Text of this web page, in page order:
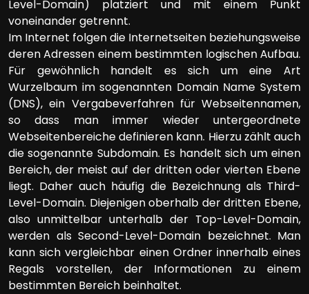
Level-Domain) platziert und mit einem Punkt
voneinander getrennt.
Im Internet folgen die Internetseiten beziehungsweise
deren Adressen einem bestimmten logischen Aufbau.
Für gewöhnlich handelt es sich um eine Art
Wurzelbaum im sogenannten Domain Name System
(DNS), ein Vergabeverfahren für Webseitennamen,
so dass man immer wieder untergeordnete
Webseitenbereiche definieren kann. Hierzu zählt auch
die sogenannte Subdomain. Es handelt sich um einen
Bereich, der meist auf der dritten oder vierten Ebene
liegt. Daher auch häufig die Bezeichnung als Third-
Level-Domain. Diejenigen oberhalb der dritten Ebene,
also unmittelbar unterhalb der Top-Level-Domain,
werden als Second-Level-Domain bezeichnet. Man
kann sich vergleichbar einen Ordner innerhalb eines
Regals vorstellen, der Informationen zu einem
bestimmten Bereich beinhaltet.